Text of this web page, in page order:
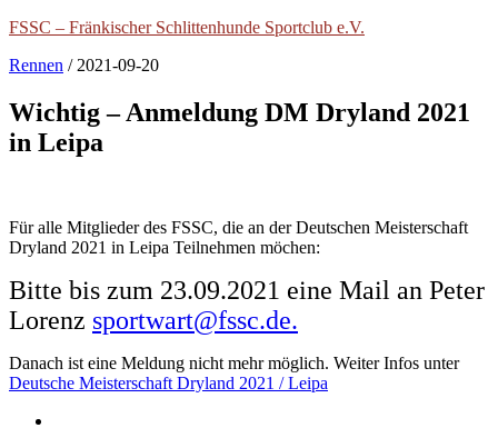
FSSC – Fränkischer Schlittenhunde Sportclub e.V.
Rennen / 2021-09-20
Wichtig – Anmeldung DM Dryland 2021
in Leipa
Für alle Mitglieder des FSSC, die an der Deutschen Meisterschaft
Dryland 2021 in Leipa Teilnehmen möchen:
Bitte bis zum 23.09.2021 eine Mail an Peter
Lorenz sportwart@fssc.de.
Danach ist eine Meldung nicht mehr möglich. Weiter Infos unter
Deutsche Meisterschaft Dryland 2021 / Leipa